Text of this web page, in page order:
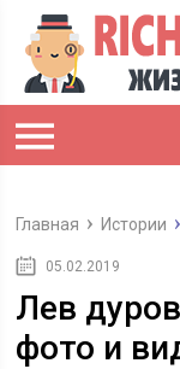
Главная Истории
05.02.2019
Лев
фото и